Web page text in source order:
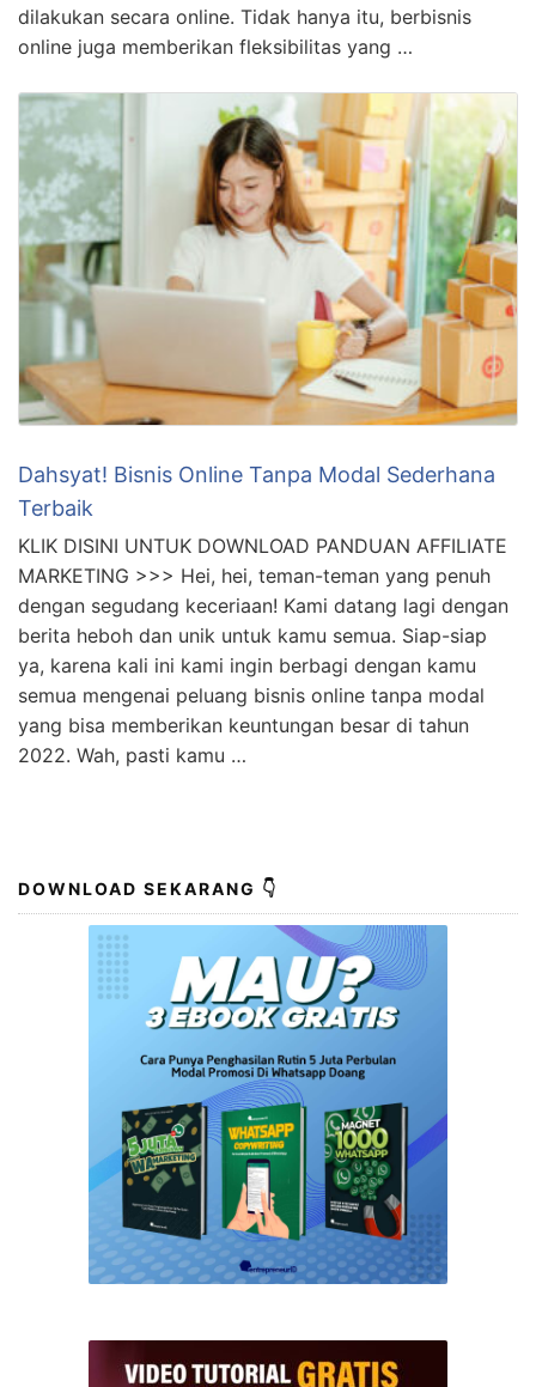
pemula. Bisnis online menjadi salah satu pilihan yang
menjanjikan di era digital ini. Dengan kemajuan
dilakukan secara online. Tidak hanya itu, berbisnis
online juga memberikan fleksibilitas yang …
Dahsyat! Bisnis Online Tanpa Modal Sederhana
Terbaik
KLIK DISINI UNTUK DOWNLOAD PANDUAN AFFILIATE
MARKETING >>> Hei, hei, teman-teman yang penuh
dengan segudang keceriaan! Kami datang lagi dengan
berita heboh dan unik untuk kamu semua. Siap-siap
ya, karena kali ini kami ingin berbagi dengan kamu
DOWNLOAD SEKARANG 👇